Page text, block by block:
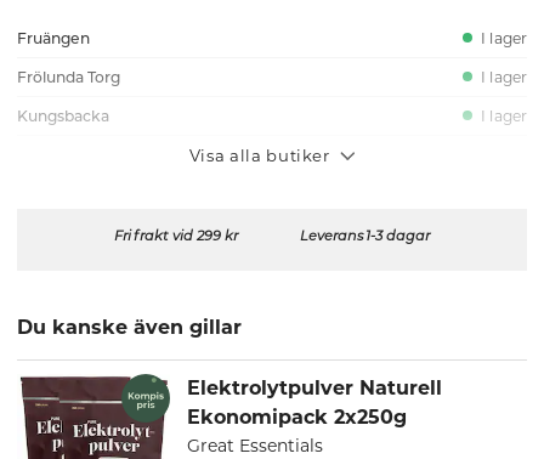
Fruängen I lager
Frölunda Torg I lager
Kungsbacka I lager
Visa alla butiker
Fri frakt vid 299 kr Leverans 1-3 dagar
Du kanske även gillar
Elektrolytpulver Naturell
Ekonomipack 2x250g
Great Essentials